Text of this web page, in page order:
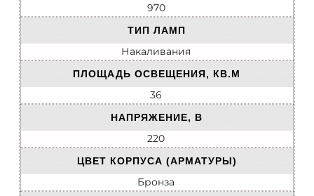
970
ТИП ЛАМП
Накаливания
ПЛОЩАДЬ ОСВЕЩЕНИЯ, КВ.М
36
НАПРЯЖЕНИЕ, В
220
ЦВЕТ КОРПУСА (АРМАТУРЫ)
Бронза